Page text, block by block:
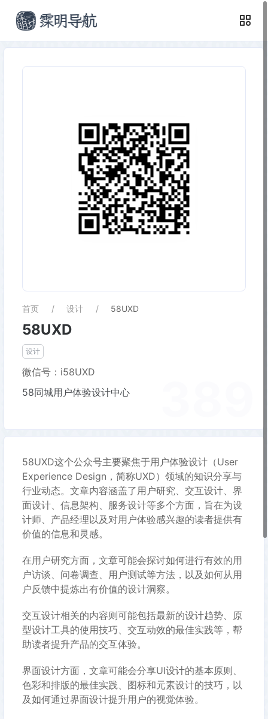
首页 设计 58UXD
58UXD
设计
微信号：i58UXD
58同城用户体验设计中心
58UXD这个公众号主要聚焦于用户体验设计（User
Experience Design，简称UXD）领域的知识分享与
行业动态。文章内容涵盖了用户研究、交互设计、界
面设计、信息架构、服务设计等多个方面，旨在为设
计师、产品经理以及对用户体验感兴趣的读者提供有
价值的信息和灵感。
在用户研究方面，文章可能会探讨如何进行有效的用
户访谈、问卷调查、用户测试等方法，以及如何从用
户反馈中提炼出有价值的设计洞察。
交互设计相关的内容则可能包括最新的设计趋势、原
型设计工具的使用技巧、交互动效的最佳实践等，帮
助读者提升产品的交互体验。
界面设计方面，文章可能会分享UI设计的基本原则、
色彩和排版的最佳实践、图标和元素设计的技巧，以
及如何通过界面设计提升用户的视觉体验。